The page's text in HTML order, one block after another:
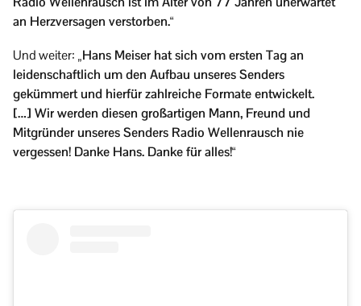
an Herzversagen verstorben.“
Und weiter: „Hans Meiser hat sich vom ersten Tag an
leidenschaftlich um den Aufbau unseres Senders
gekümmert und hierfür zahlreiche Formate entwickelt.
[…] Wir werden diesen großartigen Mann, Freund und
Mitgründer unseres Senders Radio Wellenrausch nie
vergessen! Danke Hans. Danke für alles!“